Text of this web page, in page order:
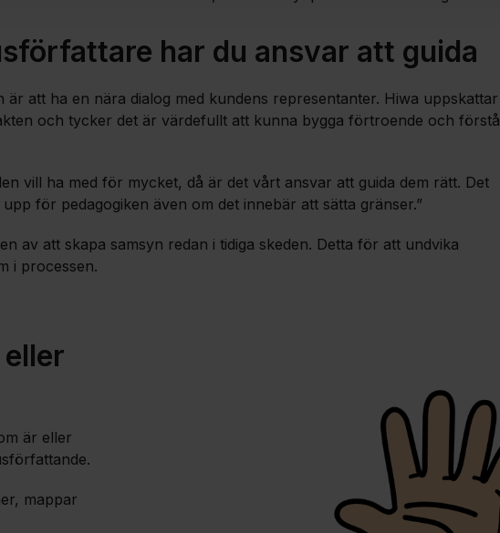
har du ansvar att guida
är att ha en nära dialog med kundens representanter. Hiwa uppskattar
och tycker det är värdefullt att kunna bygga förtroende och förstå
vill ha med för mycket, då är det vårt ansvar att guida dem rätt. Det
för pedagogiken även om det innebär att sätta gränser.”
av att skapa samsyn redan i tidiga skeden. Detta för att undvika
i processen.
är eller
mappar